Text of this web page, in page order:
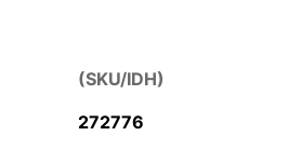
(SKU/IDH)
272776